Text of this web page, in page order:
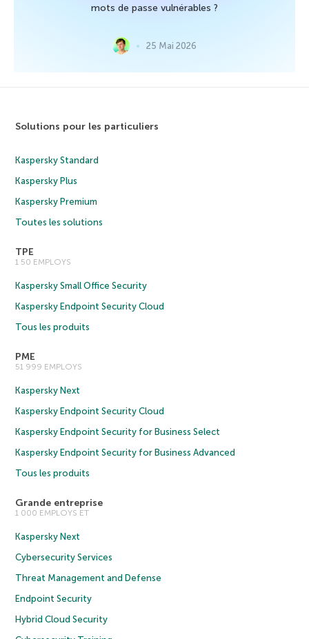
mots de passe vulnérables ?
25 Mai 2026
Solutions pour les particuliers
Kaspersky Standard
Kaspersky Plus
Kaspersky Premium
Toutes les solutions
TPE
1 50 EMPLOYS
Kaspersky Small Office Security
Kaspersky Endpoint Security Cloud
Tous les produits
PME
51 999 EMPLOYS
Kaspersky Next
Kaspersky Endpoint Security Cloud
Kaspersky Endpoint Security for Business Select
Kaspersky Endpoint Security for Business Advanced
Tous les produits
Grande entreprise
1 000 EMPLOYS ET
Kaspersky Next
Cybersecurity Services
Threat Management and Defense
Endpoint Security
Hybrid Cloud Security